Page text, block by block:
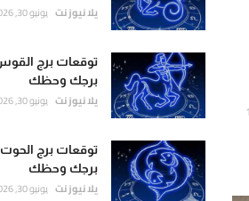
يلا نيوز نت يونيو 30, 2026
برجك وحظك
يلا نيوز نت يونيو 30, 2026
برجك وحظك
يلا نيوز نت يونيو 30, 2026